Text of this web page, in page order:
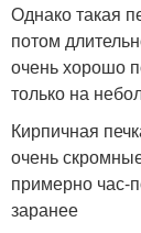
Однако такая
потом
очень хорошо
только на
Кирпичная
очень
примерно час-
заранее